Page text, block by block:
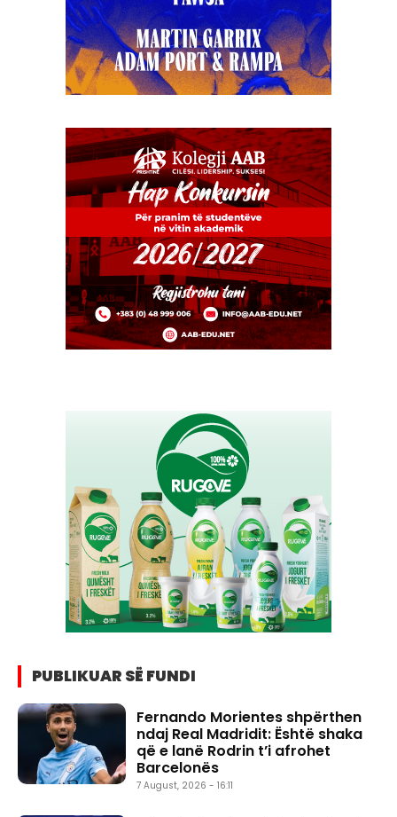
PUBLIKUAR SË FUNDI
Fernando Morientes shpërthen
ndaj Real Madridit: Është shaka
që e lanë Rodrin t’i afrohet
Barcelonës
7 August, 2026 - 16:11